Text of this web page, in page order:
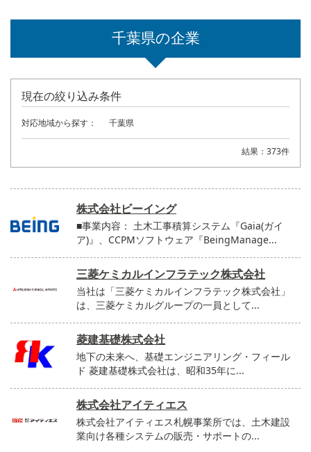
千葉県の企業
現在の絞り込み条件
対応地域から探す： 千葉県
結果：373件
株式会社ビーイング
■事業内容： 土木工事積算システム『Gaia(ガイ
ア)』、CCPMソフトウェア『BeingManage...
三菱ケミカルインフラテック株式会社
当社は「三菱ケミカルインフラテック株式会社」
は、三菱ケミカルグループの一員として...
菱建基礎株式会社
地下の未来へ、基礎エンジニアリング・フィール
ド 菱建基礎株式会社は、昭和35年に...
株式会社アイティエス
株式会社アイティエス札幌事業所では、土木建設
業向け各種システムの販売・サポートの...